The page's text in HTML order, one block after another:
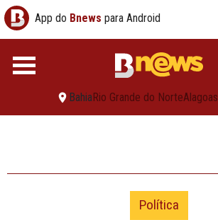
App do Bnews para Android
BahiaRio Grande do NorteAlagoas
Política